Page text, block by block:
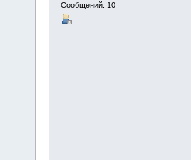
Сообщений: 10